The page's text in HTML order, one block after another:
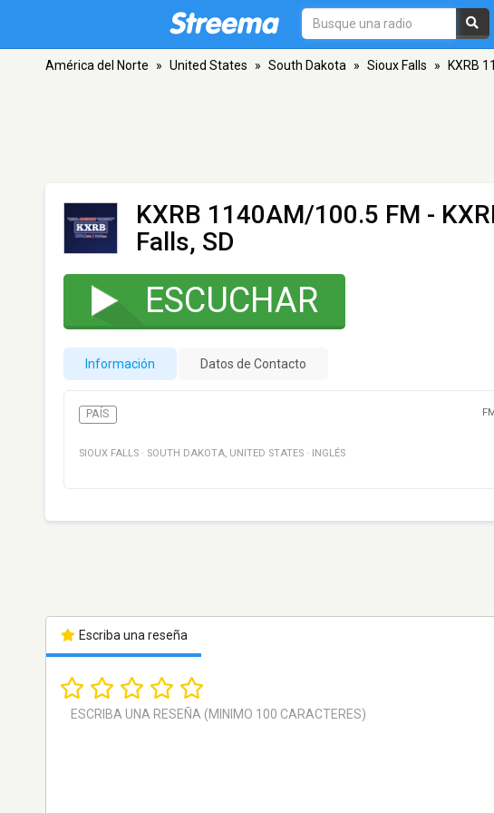
América del Norte » United States » South Dakota » Sioux Falls » KXRB
KXRB 1140AM/100.5 FM -
Falls, SD
ESCUCHAR
Información Datos de Contacto
PAÍS
SIOUX FALLS · SOUTH DAKOTA, UNITED STATES · INGLÉS
Escriba una reseña